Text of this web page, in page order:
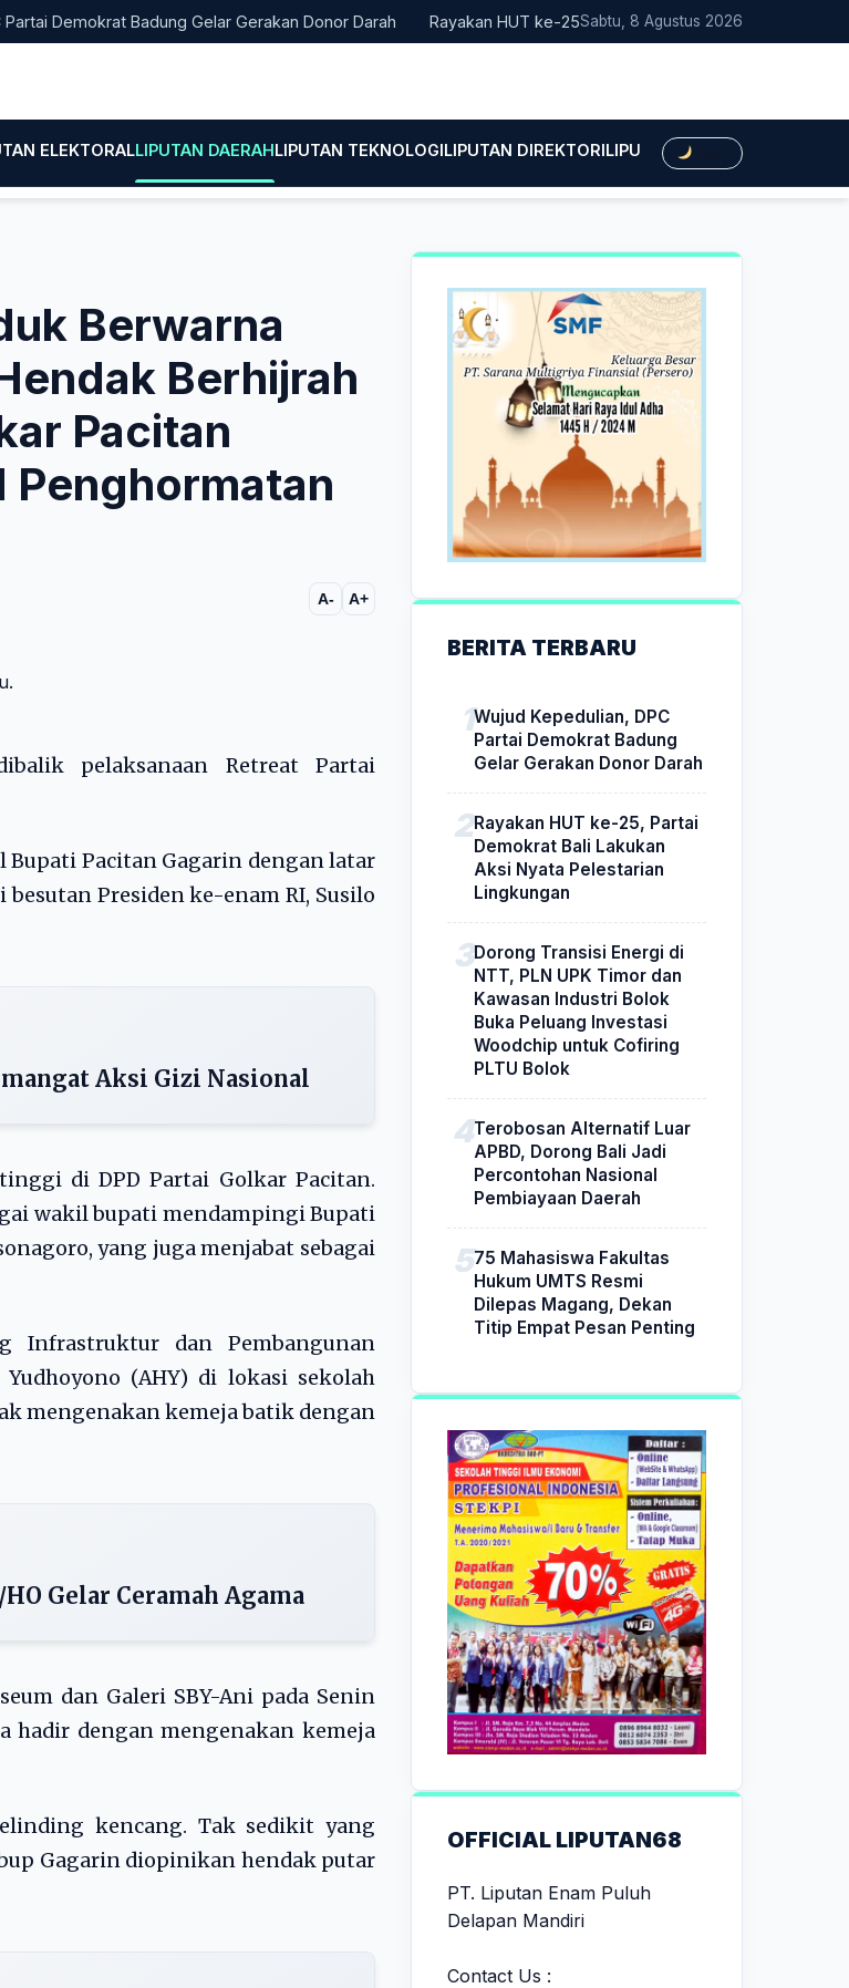
Demokrat Badung Gelar Gerakan Donor Darah Rayakan HUT ke-25, Partai Demokrat Bali Lakukan Aksi Nyata
Sabtu, 8 Agustus 2026
ELEKTORALLIPUTAN DAERAHLIPUTAN TEKNOLOGILIPUTAN DIREKTORILIPUTAN HUKUMLIPUTAN
Berwarna
Berhijrah
Pacitan
Penghormatan
A- A+
pelaksanaan Retreat Partai
Bupati Pacitan Gagarin dengan latar
Presiden ke-enam RI, Susilo
Aksi Gizi Nasional
di DPD Partai Golkar Pacitan.
wakil bupati mendampingi Bupati
yang juga menjabat sebagai
Infrastruktur dan Pembangunan
(AHY) di lokasi sekolah
mengenakan kemeja batik dengan
Gelar Ceramah Agama
dan Galeri SBY-Ani pada Senin
hadir dengan mengenakan kemeja
kencang. Tak sedikit yang
Gagarin diopinikan hendak putar
BERITA TERBARU
Wujud Kepedulian, DPC
Partai Demokrat Badung
Gelar Gerakan Donor Darah
Rayakan HUT ke-25, Partai
Demokrat Bali Lakukan
Aksi Nyata Pelestarian
Lingkungan
Dorong Transisi Energi di
NTT, PLN UPK Timor dan
Kawasan Industri Bolok
Buka Peluang Investasi
Woodchip untuk Cofiring
PLTU Bolok
Terobosan Alternatif Luar
APBD, Dorong Bali Jadi
Percontohan Nasional
Pembiayaan Daerah
75 Mahasiswa Fakultas
Hukum UMTS Resmi
Dilepas Magang, Dekan
Titip Empat Pesan Penting
OFFICIAL LIPUTAN68
PT. Liputan Enam Puluh
Delapan Mandiri
Contact Us :